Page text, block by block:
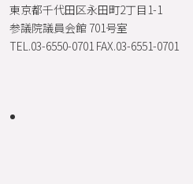
東京都千代田区永田町2丁目1-1
参議院議員会館 701号室
TEL.03-6550-0701 FAX.03-6551-0701